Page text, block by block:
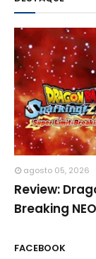
agosto 05, 2026
Review:
Breaking NEO
FACEBOOK